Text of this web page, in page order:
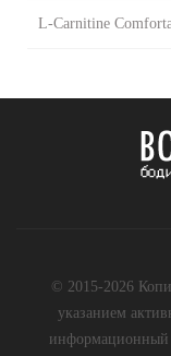
L-Carnitine
© 2015-2026
указанием
информационный